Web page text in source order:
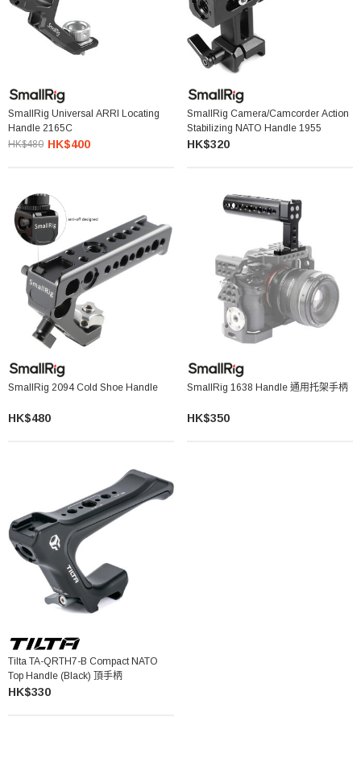
SmallRig Universal ARRI Locating
Handle 2165C
HK$480 HK$400
SmallRig Camera/Camcorder Action
Stabilizing NATO Handle 1955
HK$320
SmallRig 2094 Cold Shoe Handle
HK$480
SmallRig 1638 Handle 通用托架手柄
HK$350
Tilta TA-QRTH7-B Compact NATO
Top Handle (Black) 頂手柄
HK$330